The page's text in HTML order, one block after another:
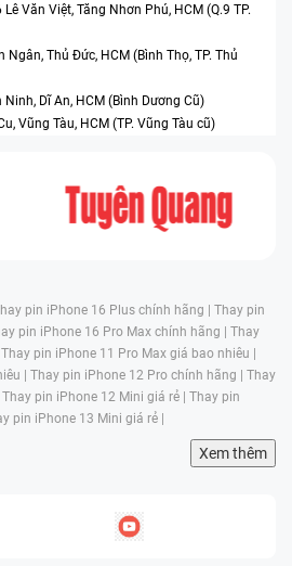
Lê Văn Việt, Tăng Nhơn Phú, HCM (Q.9 TP.
Ngân, Thủ Đức, HCM (Bình Thọ, TP. Thủ
Dĩ An, HCM (Bình Dương Cũ)
Vũng Tàu, HCM (TP. Vũng Tàu cũ)
pin iPhone 16 Plus chính hãng | Thay pin
pin iPhone 16 Pro Max chính hãng | Thay
Thay pin iPhone 11 Pro Max giá bao nhiêu |
| Thay pin iPhone 12 Pro chính hãng | Thay
Thay pin iPhone 12 Mini giá rẻ | Thay pin
pin iPhone 13 Mini giá rẻ |
Xem thêm